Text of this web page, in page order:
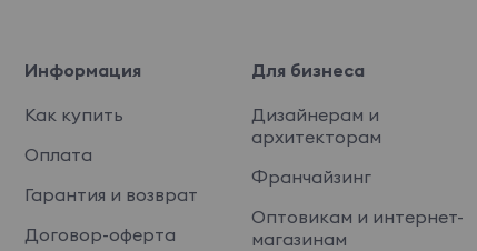
Информация
Как купить
Оплата
Гарантия и возврат
Договор-оферта
Для бизнеса
Дизайнерам и
архитекторам
Франчайзинг
Оптовикам и интернет-
магазинам